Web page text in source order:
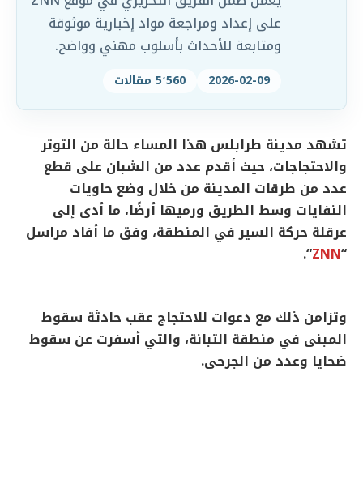
على إعداد ومراجعة مواد إخبارية موثوقة
ومتابعة للأحداث بأسلوب مهني وواضح.
2026-02-09 5٬560 مقالات
تشهد مدينة طرابلس هذا المساء حالة من التوتر
والاحتجاجات، حيث أقدم عدد من الشبان على قطع
عدد من طرقات المدينة من خلال وضع حاويات
النفايات وسط الطريق ورميها أرضًا، ما أدى إلى
عرقلة حركة السير في المنطقة، وفق ما أفاد مراسل
“
ZNN
“.
وتزامن ذلك مع دعوات للاحتجاج عقب حادثة سقوط
المبنى في منطقة التبانة، والتي أسفرت عن سقوط
ضحايا وعدد من الجرحى.